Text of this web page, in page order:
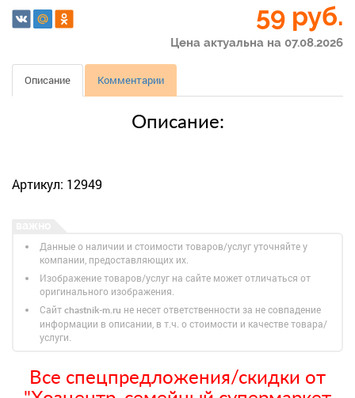
59 руб.
Цена актуальна на 07.08.2026
Описание Комментарии
Описание:
Артикул: 12949
Данные о наличии и стоимости товаров/услуг уточняйте у
компании, предоставляющих их.
Изображение товаров/услуг на сайте может отличаться от
оригинального изображения.
Сайт chastnik-m.ru не несет ответственности за не совпадение
информации в описании, в т.ч. о стоимости и качестве товара/
услуги.
Все спецпредложения/скидки от